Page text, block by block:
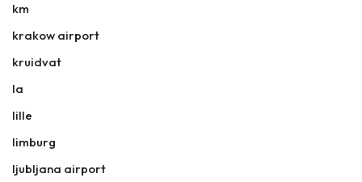
km
krakow airport
kruidvat
la
lille
limburg
ljubljana airport